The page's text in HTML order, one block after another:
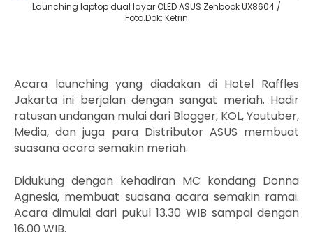
Launching laptop dual layar OLED ASUS Zenbook UX8604 /
Foto.Dok: Ketrin
Acara launching yang diadakan di Hotel Raffles
Jakarta ini berjalan dengan sangat meriah. Hadir
ratusan undangan mulai dari Blogger, KOL, Youtuber,
Media, dan juga para Distributor ASUS membuat
suasana acara semakin meriah.
Didukung dengan kehadiran MC kondang Donna
Agnesia, membuat suasana acara semakin ramai.
Acara dimulai dari pukul 13.30 WIB sampai dengan
16.00 WIB.